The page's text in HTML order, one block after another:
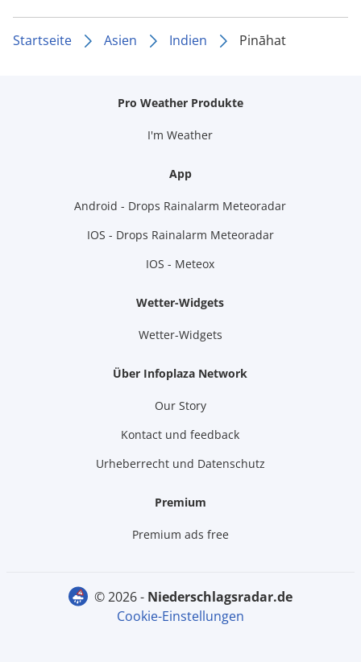
Startseite Asien Indien Pināhat
Pro Weather Produkte
I'm Weather
App
Android - Drops Rainalarm Meteoradar
IOS - Drops Rainalarm Meteoradar
IOS - Meteox
Wetter-Widgets
Wetter-Widgets
Über Infoplaza Network
Our Story
Kontact und feedback
Urheberrecht und Datenschutz
Premium
Premium ads free
© 2026 -
niederschlagsradar.de
Cookie-Einstellungen